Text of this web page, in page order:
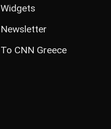
Widgets
Newsletter
Το CNN Greece